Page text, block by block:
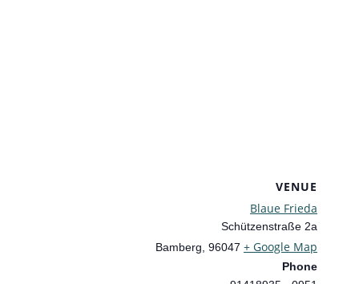
VENUE
Blaue Frieda
Schützenstraße 2a
Bamberg 96047 + Google Map
Phone